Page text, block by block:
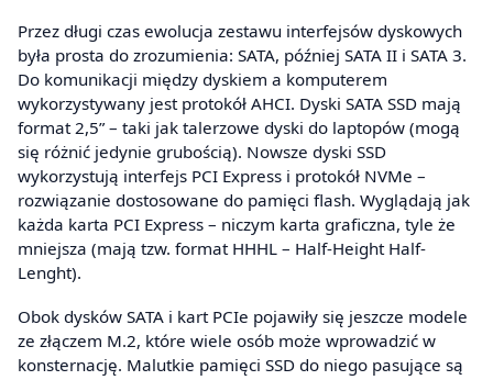
Przez długi czas ewolucja zestawu interfejsów dyskowych
była prosta do zrozumienia: SATA, później SATA II i SATA 3.
Do komunikacji między dyskiem a komputerem
wykorzystywany jest protokół AHCI. Dyski SATA SSD mają
format 2,5” – taki jak talerzowe dyski do laptopów (mogą
się różnić jedynie grubością). Nowsze dyski SSD
wykorzystują interfejs PCI Express i protokół NVMe –
rozwiązanie dostosowane do pamięci flash. Wyglądają jak
każda karta PCI Express – niczym karta graficzna, tyle że
mniejsza (mają tzw. format HHHL – Half-Height Half-
Lenght).
Obok dysków SATA i kart PCIe pojawiły się jeszcze modele
ze złączem M.2, które wiele osób może wprowadzić w
konsternację. Malutkie pamięci SSD do niego pasujące są